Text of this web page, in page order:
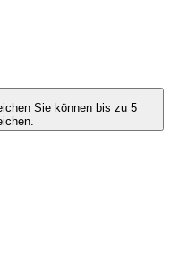
Sie können bis zu 5